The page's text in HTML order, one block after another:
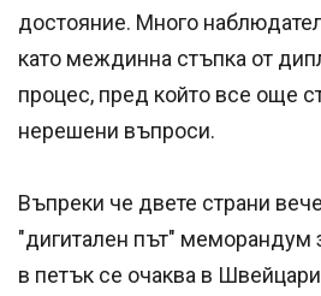
достояние. Много
като междинна стъпка от
процес, пред който все още
нерешени въпроси.
Въпреки че двете страни
"дигитален път" меморандум
в петък се очаква в